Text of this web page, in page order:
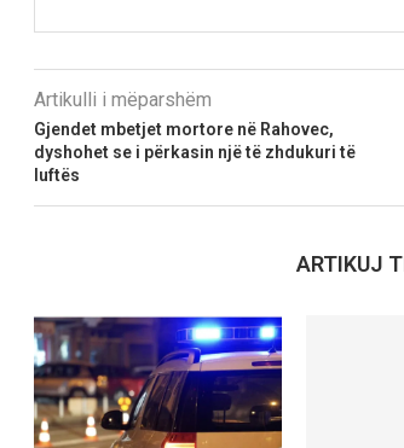
Artikulli i mëparshëm
Gjendet mbetjet mortore në Rahovec,
dyshohet se i përkasin një të zhdukuri të
luftës
ARTIKUJ